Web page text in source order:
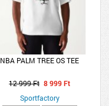
NBA PALM TREE OS TEE
12 999 Ft 8 999 Ft
Sportfactory